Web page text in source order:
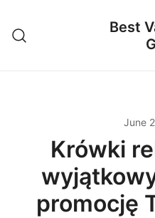
content
Best
June
Krówki
promocję